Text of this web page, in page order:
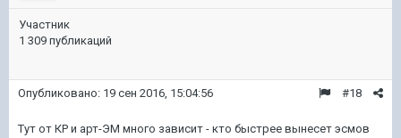
Участник
1 309 публикаций
#18
Опубликовано: 19 сен 2016, 15:04:56
Тут от КР и арт-ЭМ много зависит - кто быстрее вынесет эсмов